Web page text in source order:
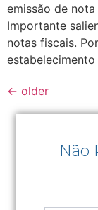
emissão de
Importante
notas fiscais.
← older
Não